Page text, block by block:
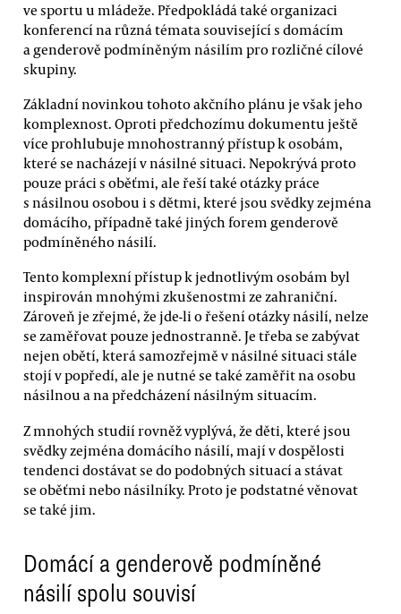
ve sportu u mládeže. Předpokládá také organizaci
konferencí na různá témata související s domácím
a genderově podmíněným násilím pro rozličné cílové
skupiny.
Základní novinkou tohoto akčního plánu je však jeho
komplexnost. Oproti předchozímu dokumentu ještě
více prohlubuje mnohostranný přístup k osobám,
které se nacházejí v násilné situaci. Nepokrývá proto
pouze práci s oběťmi, ale řeší také otázky práce
s násilnou osobou i s dětmi, které jsou svědky zejména
domácího, případně také jiných forem genderově
podmíněného násilí.
Tento komplexní přístup k jednotlivým osobám byl
inspirován mnohými zkušenostmi ze zahraniční.
Zároveň je zřejmé, že jde-li o řešení otázky násilí, nelze
se zaměřovat pouze jednostranně. Je třeba se zabývat
nejen obětí, která samozřejmě v násilné situaci stále
stojí v popředí, ale je nutné se také zaměřit na osobu
násilnou a na předcházení násilným situacím.
Z mnohých studií rovněž vyplývá, že děti, které jsou
svědky zejména domácího násilí, mají v dospělosti
tendenci dostávat se do podobných situací a stávat
se oběťmi nebo násilníky. Proto je podstatné věnovat
se také jim.
Domácí a genderově podmíněné
násilí spolu souvisí